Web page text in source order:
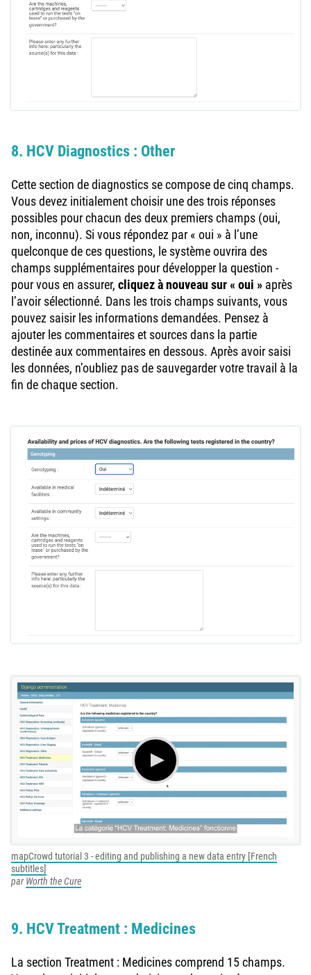
8. HCV Diagnostics : Other
Cette section de diagnostics se compose de cinq champs.
Vous devez initialement choisir une des trois réponses
possibles pour chacun des deux premiers champs (oui,
non, inconnu). Si vous répondez par « oui » à l’une
quelconque de ces questions, le système ouvrira des
champs supplémentaires pour développer la question -
pour vous en assurer, cliquez à nouveau sur « oui » après
l’avoir sélectionné. Dans les trois champs suivants, vous
pouvez saisir les informations demandées. Pensez à
ajouter les commentaires et sources dans la partie
destinée aux commentaires en dessous. Après avoir saisi
les données, n’oubliez pas de sauvegarder votre travail à la
fin de chaque section.
mapCrowd tutorial 3 - editing and publishing a new data entry [French
subtitles]
parWorth the Cure
9. HCV Treatment : Medicines
La section Treatment : Medicines comprend 15 champs.